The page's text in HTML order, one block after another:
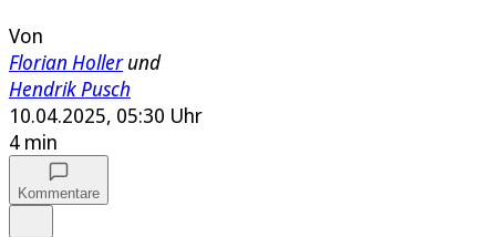
Von
Florian Hollerund
Hendrik Pusch
10.04.2025, 05:30 Uhr
4 min
Kommentare